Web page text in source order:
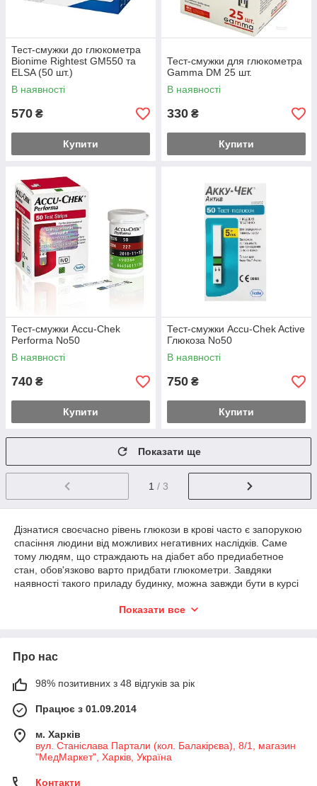
Тест-смужки до глюкометра
Bionime Rightest GM550 та
ELSA (50 шт.)
В наявності
570 ₴
Купити
Тест-смужки для глюкометра
Gamma DM 25 шт.
В наявності
330 ₴
Купити
Тест-смужки Accu-Chek
Performa No50
В наявності
740 ₴
Купити
Тест-смужки Accu-Chek Active
Глюкоза No50
В наявності
750 ₴
Купити
Показати ще
1 / 3
Дізнатися своєчасно рівень глюкози в крові часто є запорукою
спасіння людини від можливих негативних наслідків. Саме
тому людям, що страждають на діабет або предиабетное
стан, обов'язково варто придбати глюкометри. Завдяки
наявності такого приладу будинку, можна завжди бути в курсі
Глюкометр — це спеціальне пристосування призначене для
прилад стане вірним супутником на довгий час, тому
При здійсненні покупки, потрібно звернути увагу на моделі з
високою якістю, надійністю і простотою застосування. Якщо
перевірку необхідно робити щодня, або навіть кілька разів на
день, то дуже важливо, щоб глюкометр ціна якого досить
вагома, завжди був у працездатному стані. Дотримання
даних параметрів забезпечить вам можливість самостійного
лабораторії.
Показати все
Про нас
98% позитивних з 48 відгуків за рік
Працює з 01.09.2014
м. Харків
вул. Станіслава Партали (кол. Балакірєва), 8/1, магазин
"МедМаркет", Харків, Україна
Контакти